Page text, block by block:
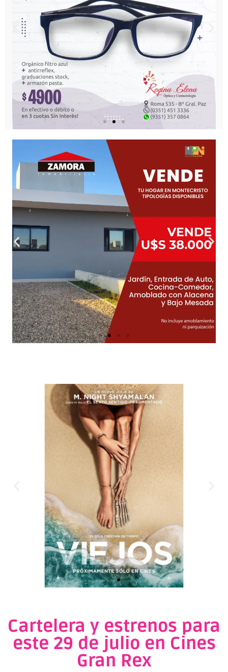
Cartelera y estrenos para
este 29 de julio en Cines
Gran Rex